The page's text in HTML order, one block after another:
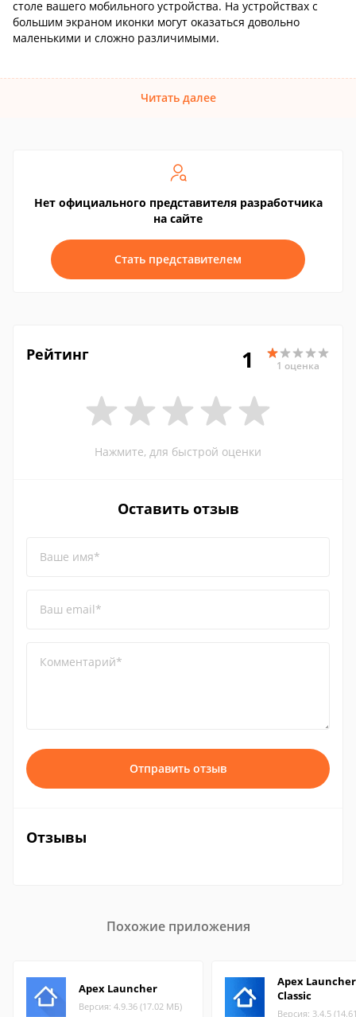
столе вашего мобильного устройства. На устройствах с
большим экраном иконки могут оказаться довольно
маленькими и сложно различимыми.
Читать далее
Нет официального представителя разработчика
на сайте
Стать представителем
Рейтинг 1 1 оценка
Нажмите, для быстрой оценки
Оставить отзыв
Ваше имя*
Ваш email*
Комментарий*
Отправить отзыв
Отзывы
Похожие приложения
Apex Launcher
Версия: 4.9.36 (17.02 МБ)
Apex Launcher
Classic
Версия: 3.4.5